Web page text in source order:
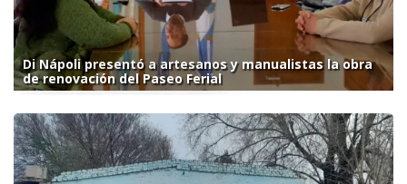
Di Nápoli presentó a artesanos y manualistas la obra
de renovación del Paseo Ferial